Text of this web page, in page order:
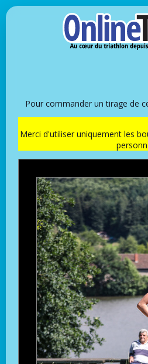
Pour commander un tirage de
Merci d'utiliser uniquement les